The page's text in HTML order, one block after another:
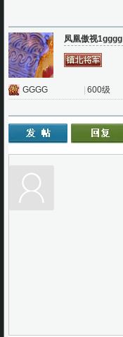
凤凰傲视1gggg
GGGG 600级